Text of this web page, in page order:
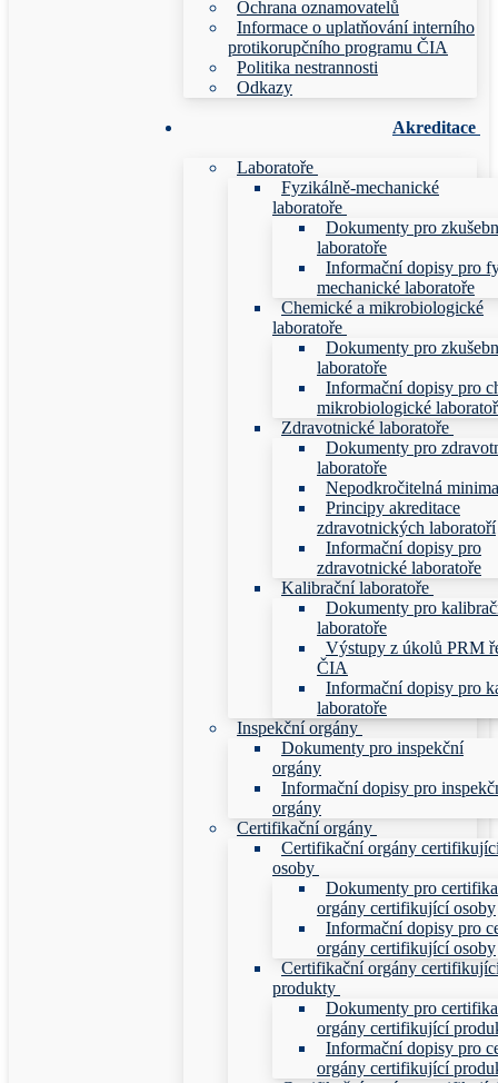
Ochrana oznamovatelů
Informace o uplatňování interního
protikorupčního programu ČIA
Politika nestrannosti
Odkazy
Akreditace
Laboratoře
Fyzikálně-mechanické
laboratoře
Dokumenty pro
laboratoře
Informační dopisy pro
mechanické laboratoře
Chemické a mikrobiologické
laboratoře
Dokumenty pro
laboratoře
Informační dopisy pro
mikrobiologické
Zdravotnické laboratoře
Dokumenty pro
laboratoře
Nepodkročitelná minima
Principy akreditace
zdravotnických laboratoří
Informační dopisy pro
zdravotnické laboratoře
Kalibrační laboratoře
Dokumenty pro
laboratoře
Výstupy z úkolů PRM
ČIA
Informační dopisy pro
laboratoře
Inspekční orgány
Dokumenty pro inspekční
orgány
Informační dopisy pro
orgány
Certifikační orgány
Certifikační orgány
osoby
Dokumenty pro
orgány certifikující osoby
Informační dopisy pro
orgány certifikující osoby
Certifikační orgány
produkty
Dokumenty pro
orgány certifikující
Informační dopisy pro
orgány certifikující